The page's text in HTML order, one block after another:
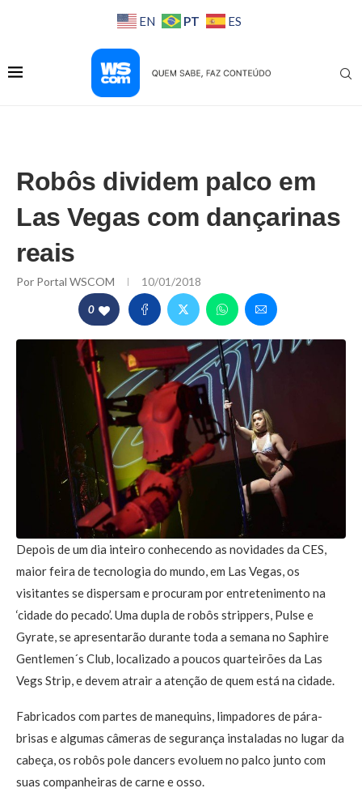
EN PT ES
Robôs dividem palco em
Las Vegas com dançarinas
reais
Por Portal WSCOM 10/01/2018
0
Depois de um dia inteiro conhecendo as novidades da CES,
maior feira de tecnologia do mundo, em Las Vegas, os
visitantes se dispersam e procuram por entretenimento na
‘cidade do pecado’. Uma dupla de robôs strippers, Pulse e
Gyrate, se apresentarão durante toda a semana no Saphire
Gentlemen´s Club, localizado a poucos quarteirões da Las
Vegs Strip, e devem atrair a atenção de quem está na cidade.
Fabricados com partes de manequins, limpadores de pára-
brisas e algumas câmeras de segurança instaladas no lugar da
cabeça, os robôs pole dancers evoluem no palco junto com
suas companheiras de carne e osso.